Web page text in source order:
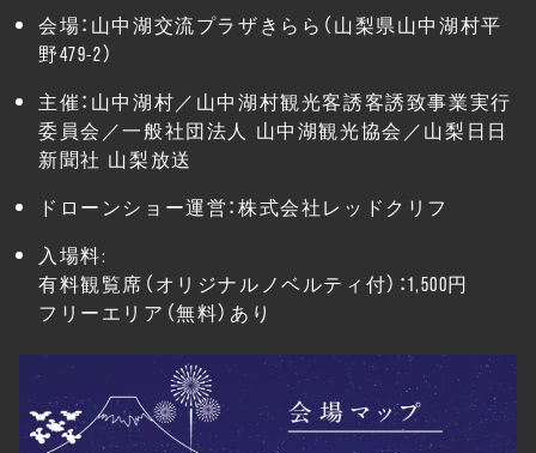
会場：山中湖交流プラザきらら（山梨県山中湖村平
野479-2）
主催：山中湖村／山中湖村観光客誘客誘致事業実行
委員会／一般社団法人 山中湖観光協会／山梨日日
新聞社 山梨放送
ドローンショー運営：株式会社レッドクリフ
入場料:
有料観覧席（オリジナルノベルティ付）：1,500円
フリーエリア（無料）あり